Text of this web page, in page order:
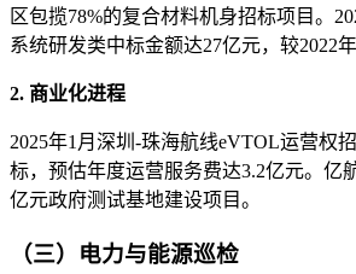
区包揽78%的复合材料机身招标项目。
系统研发类中标金额达27亿元，较2022年
2. ‌商业化进程‌
2025年1月深圳-珠海航线eVTOL运营权
标，预估年度运营服务费达3.2亿元。亿
亿元政府测试基地建设项目‌。
（三）电力与能源巡检